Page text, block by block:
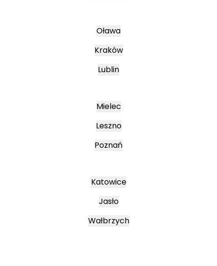
Oława
Kraków
Lublin
Mielec
Leszno
Poznań
Katowice
Jasło
Wałbrzych